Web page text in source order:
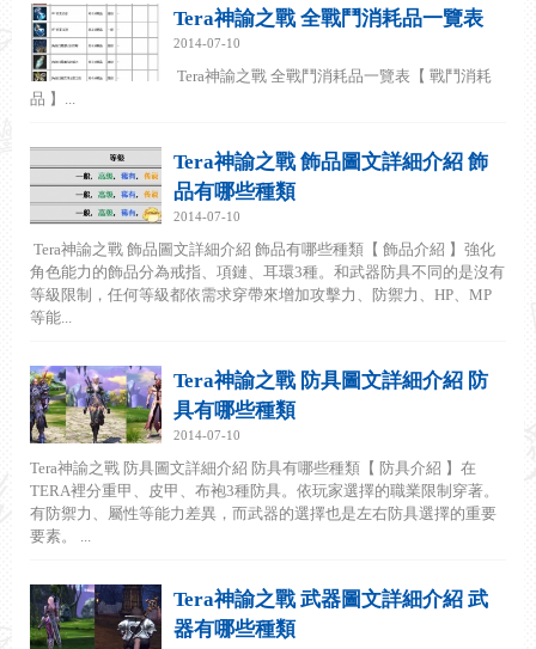
Tera神諭之戰 全戰鬥消耗品一覽表
2014-07-10
Tera神諭之戰 全戰鬥消耗品一覽表【 戰鬥消耗
品 】...
Tera神諭之戰 飾品圖文詳細介紹 飾
品有哪些種類
2014-07-10
Tera神諭之戰 飾品圖文詳細介紹 飾品有哪些種類【 飾品介紹 】強化
角色能力的飾品分為戒指、項鏈、耳環3種。和武器防具不同的是沒有
等級限制，任何等級都依需求穿帶來增加攻擊力、防禦力、HP、MP
等能...
Tera神諭之戰 防具圖文詳細介紹 防
具有哪些種類
2014-07-10
Tera神諭之戰 防具圖文詳細介紹 防具有哪些種類【 防具介紹 】在
TERA裡分重甲、皮甲、布袍3種防具。依玩家選擇的職業限制穿著。
有防禦力、屬性等能力差異，而武器的選擇也是左右防具選擇的重要
要素。 ...
Tera神諭之戰 武器圖文詳細介紹 武
器有哪些種類